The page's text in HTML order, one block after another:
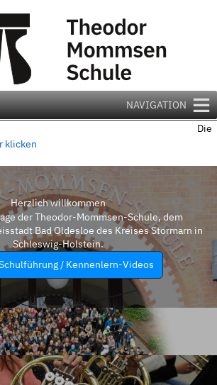
NAVIGATION
klicken
Herzlich willkommen
der Theodor-Mommsen-Schule, dem
Bad Oldesloe des Kreises Stormarn in
Schleswig-Holstein.
/ Kennenlern-Videos